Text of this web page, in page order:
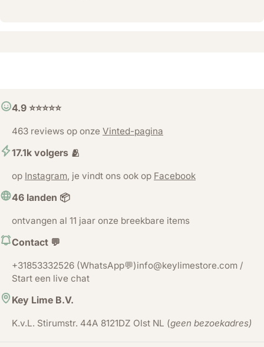
4.9 ⭐️⭐️⭐️⭐️⭐️
463 reviews op onze Vinted-pagina
17.1k volgers 🫂
op Instagram, je vindt ons ook op Facebook
46 landen 📦
ontvangen al 11 jaar onze breekbare items
Contact 💬
+31853332526 (WhatsApp💬)info@keylimestore.com /
Start een live chat
Key Lime B.V.
K.v.L. Stirumstr. 44A 8121DZ Olst NL (geen bezoekadres)